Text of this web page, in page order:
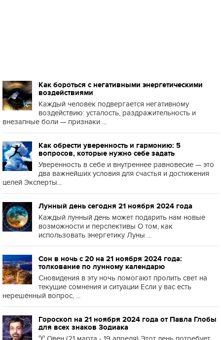
Как бороться с негативными энергетическими
воздействиями
Каждый человек подвергается негативному
воздействию: усталость, раздражительность и
внезапные боли — признаки ...
Как обрести уверенность и гармонию: 5
вопросов, которые нужно себе задать
Уверенность в себе и внутреннее равновесие — это
два важнейших условия для счастья и достижения
целей Эксперты...
Лунный день сегодня 21 ноября 2024 года
Каждый лунный день может подарить нам новые
возможности и перспективы О том, как
использовать энергетику Луны ...
Сон в ночь с 20 на 21 ноября 2024 года:
толкование по лунному календарю
Сновидения в эту ночь помогают пролить свет на
текущие сомнения и ситуации Если у вас есть
нерешённый вопрос, ...
Гороскоп на 21 ноября 2024 года от Павла Глобы
для всех знаков Зодиака